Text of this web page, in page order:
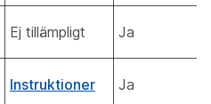
Ej tillämpligt Ja
Instruktioner Ja